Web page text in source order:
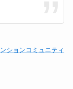
ションコミュニティ